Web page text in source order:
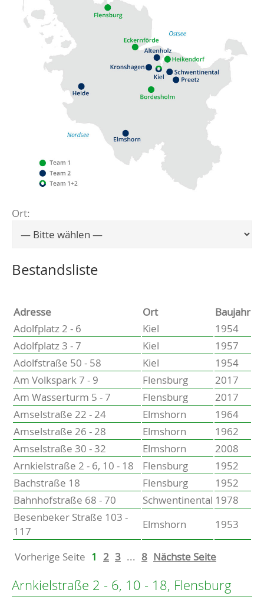
Eckernförde
Heikendorf
Kronshagen
Schwentinental
Preetz
Heide
Bordesholm
Elmshorn
Ort:
Wählen Sie einen Ort, um zur entsprechenden Seite
Bestandsliste
Adresse Ort
Baujahr
Adolfplatz 2 - 6
Kiel
1954
Adolfplatz 3 - 7
Kiel
1957
Adolfstraße 50 - 58
Kiel
1954
Am Volkspark 7 - 9
Flensburg
2017
Am Wasserturm 5 - 7
Flensburg
2017
Amselstraße 22 - 24
Elmshorn
1964
Amselstraße 26 - 28
Elmshorn
1962
Amselstraße 30 - 32
Elmshorn
2008
Arnkielstraße 2 - 6, 10 - 18
Flensburg
1952
Bachstraße 18
Flensburg
1952
Bahnhofstraße 68 - 70
Schwentinental 1978
Besenbeker Straße 103 -
117
Elmshorn 1953
Vorherige Seite 1 2 3 ... 8 Nächste Seite
Arnkielstraße 2 - 6, 10 - 18, Flensburg